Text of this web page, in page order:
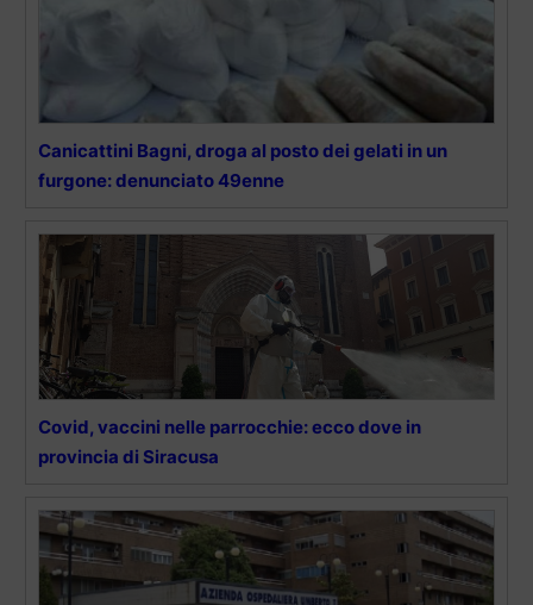
Canicattini Bagni, droga al posto dei gelati in un
furgone: denunciato 49enne
Covid, vaccini nelle parrocchie: ecco dove in
provincia di Siracusa